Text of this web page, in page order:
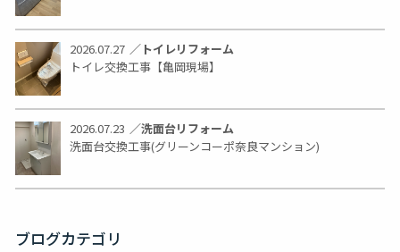
2026.07.27 ／ トイレリフォーム
トイレ交換工事【亀岡現場】
2026.07.23 ／洗面台リフォーム
洗面台交換工事(グリーンコーポ奈良マンション)
ブログカテゴリ